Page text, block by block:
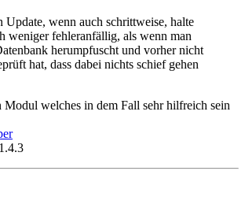
Update, wenn auch schrittweise, halte
weniger fehleranfällig, als wenn man
herumpfuscht und vorher nicht
hat, dass dabei nichts schief gehen
Modul welches in dem Fall sehr hilfreich sein